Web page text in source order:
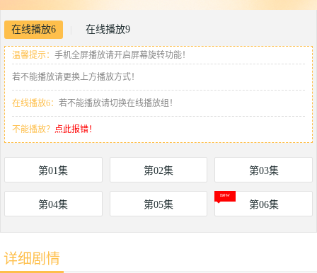
在线播放6 在线播放9
温馨提示： 手机全屏播放请开启屏幕旋转功能！
若不能播放请更换上方播放方式！
在线播放6： 若不能播放请切换在线播放组！
不能播放？ 点此报错！
第01集 第02集 第03集
第04集 第05集 第06集
详细剧情